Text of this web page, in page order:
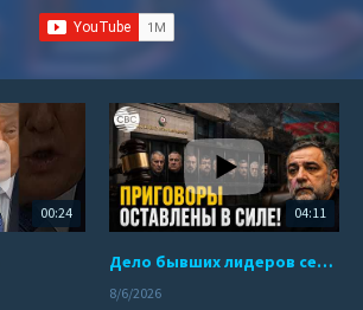
00:24 04:11
Дело бывших лидеров сепаратистского режима в Карабахе
8/6/2026